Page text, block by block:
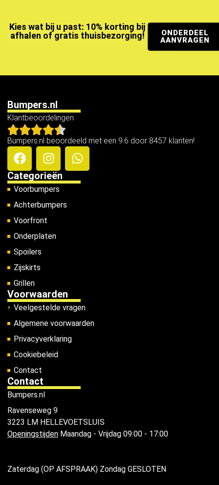
Kies wat bij u past: 10% korting bij
afhalen of gratis thuisbezorging!
ONDERDEEL
AANVRAGEN
Bumpers.nl
Klantbeoordelingen
Bumpers.nl beoordeeld met een 9.6 door 8457 klanten!
Categorieën
Voorbumpers
Achterbumpers
Voorfront
Onderplaten
Spoilers
Zijskirts
Grillen
Voorwaarden
Veelgestelde vragen
Algemene voorwaarden
Privacyverklaring
Cookiebeleid
Contact
Contact
Bumpers.nl
Ravenseweg 9
3223 LM HELLEVOETSLUIS
Openingstijden Maandag - Vrijdag 09:00 - 17:00
Zaterdag (OP AFSPRAAK) Zondag GESLOTEN